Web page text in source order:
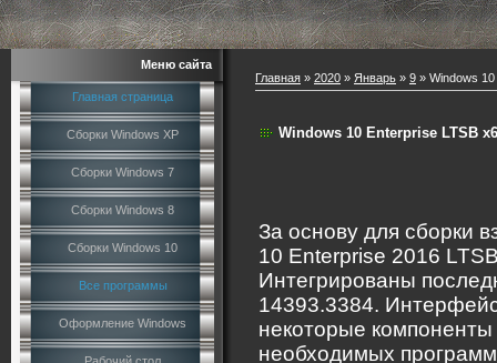
Меню сайта
Главная страница
Сборки Windows XP
Сборки Windows 7
Сборки Windows 8
Сборки Windows 10
Все программы
Оформление Windows
Главная » 2020 » Январь » 9 » Windows
Windows 10 Enterprise LTSB
За основу для сборки
10 Enterprise 2016
Интегрированы
14393.3384.
некоторые
необходимых